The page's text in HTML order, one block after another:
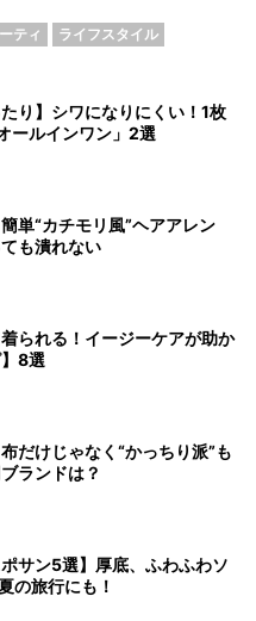
ティ ライフスタイル
たり】シワになりにくい！1枚
ールインワン」2選
単“カチモリ風”ヘアアレン
も潰れない
られる！イージーケアが助か
8選
だけじゃなく“かっちり派”も
ランドは？
サン5選】厚底、ふわふわソ
の旅行にも！